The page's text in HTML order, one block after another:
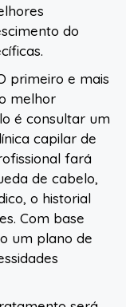
do
primeiro e mais
melhor
é consultar um
capilar de
fará
de cabelo,
o historial
Com base
um plano de